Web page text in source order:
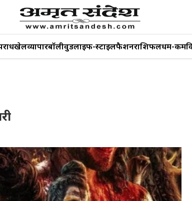
खेलव्यापारबॉलीवुडलाइफ-स्टाइलफैशनराशिफलधर्म-कर्म